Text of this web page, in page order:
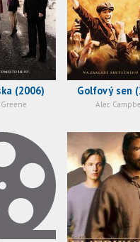
(2006) Golfový sen
Alec